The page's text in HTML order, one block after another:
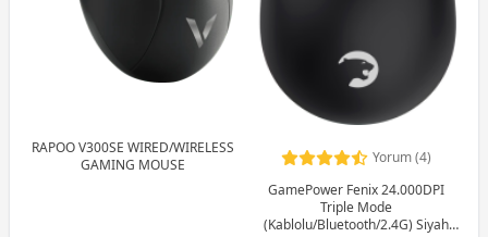
RAPOO V300SE WIRED/WIRELESS
GAMING MOUSE
Yorum (4)
GamePower Fenix 24.000DPI
Triple Mode
(Kablolu/Bluetooth/2.4G) Siyah